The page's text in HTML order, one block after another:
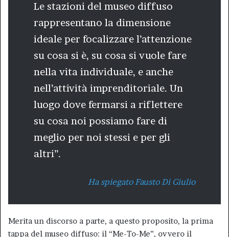
Le stazioni del museo diffuso
rappresentano la dimensione
ideale per focalizzare l’attenzione
su cosa si è, su cosa si vuole fare
nella vita individuale, e anche
nell’attività imprenditoriale. Un
luogo dove fermarsi a riflettere
su cosa noi possiamo fare di
meglio per noi stessi e per gli
altri”.
Ha spiegato Fausto Di Giulio
Merita un discorso a parte, a questo proposito, la prima
tappa del museo diffuso: il “Me-To-Me”, ovvero il